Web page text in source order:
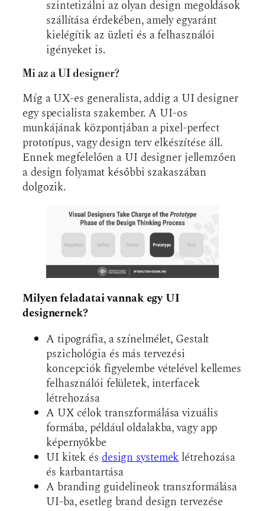
szintetizálni az olyan design megoldások
szállítása érdekében, amely egyaránt
kielégítik az üzleti és a felhasználói
igényeket is.
Mi az a UI designer?
Míg a UX-es generalista, addig a UI designer
egy specialista szakember. A UI-os
munkájának központjában a pixel-perfect
prototípus, vagy design terv elkészítése áll.
Ennek megfelelően a UI designer jellemzően
a design folyamat későbbi szakaszában
dolgozik.
Milyen feladatai vannak egy UI
designernek?
A tipográfia, a színelmélet, Gestalt
pszichológia és más tervezési
koncepciók figyelembe vételével kellemes
felhasználói felületek, interfacek
létrehozása
A UX célok transzformálása vizuális
formába, például oldalakba, vagy app
képernyőkbe
UI kitek ésdesign systemeklétrehozása
és karbantartása
A branding guidelineok transzformálása
UI-ba, esetleg brand design tervezése